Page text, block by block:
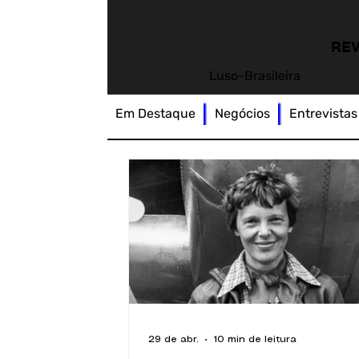
Luso-Brasileira
29 de abr. 10 min de leitura
Em Destaque Negócios Entrevistas